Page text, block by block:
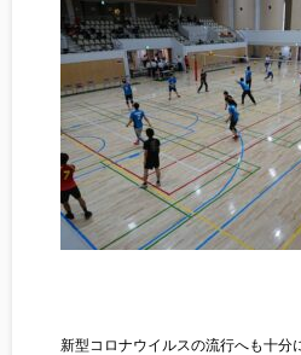
新型コロナウイルスの流行へも十分